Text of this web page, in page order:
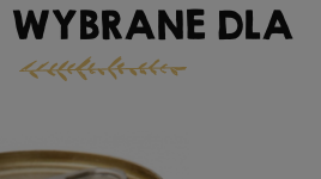
WYBRANE DLA